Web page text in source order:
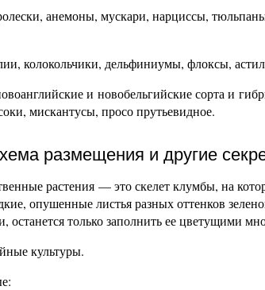
анемоны, мускари, нарциссы,
колокольчики, дельфиниумы, флоксы,
и новобельгийские сорта и
мискантусы, просо прутьевидное.
размещения и другие
растения — это скелет клумбы, на
опушенные листья разных оттенков
останется только заполнить ее цветущими
культуры.